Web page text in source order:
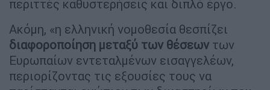
διαφοροποίηση μεταξύ των θέσεωντων
Ευρωπαίων εντεταλμένων εισαγγελέων,
περιορίζοντας τις εξουσίες τους να
παρίστανται ενώπιον των δικαστηρίων που